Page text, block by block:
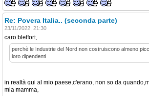
Re: Povera Italia.. (seconda parte)
23/11/2022, 21:30
caro bleffort,
perchè le Industrie del Nord non costruiscono almeno
loro dipendenti
in realtà qui al mio paese,c'erano, non so da
mia mamma,